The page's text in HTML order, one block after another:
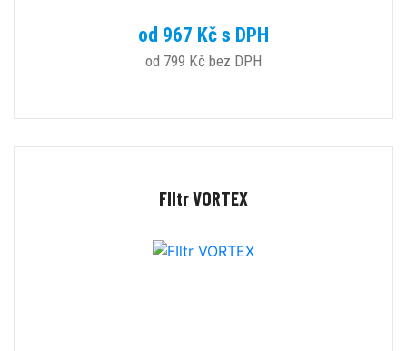
od 967 Kč s DPH
od 799 Kč bez DPH
FIltr VORTEX